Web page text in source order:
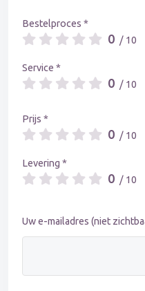
Bestelproces *
0 / 10
Service *
0 / 10
Prijs *
0 / 10
Levering *
0 / 10
Uw e-mailadres (niet